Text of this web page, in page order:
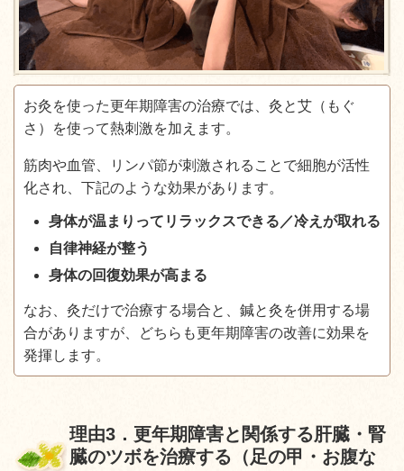
お灸を使った更年期障害の治療では、灸と艾（もぐ
さ）を使って熱刺激を加えます。
筋肉や血管、リンパ節が刺激されることで細胞が活性
化され、下記のような効果があります。
身体が温まりってリラックスできる／冷えが取れる
自律神経が整う
身体の回復効果が高まる
なお、灸だけで治療する場合と、鍼と灸を併用する場
合がありますが、どちらも更年期障害の改善に効果を
発揮します。
理由3 ．更年期障害と関係する肝臓・腎
臓のツボを治療する（足の甲・お腹な